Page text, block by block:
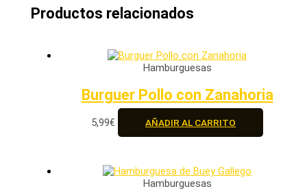
Productos relacionados
Hamburguesas
Burguer Pollo con Zanahoria
5,99€ AÑADIR AL CARRITO
Hamburguesas